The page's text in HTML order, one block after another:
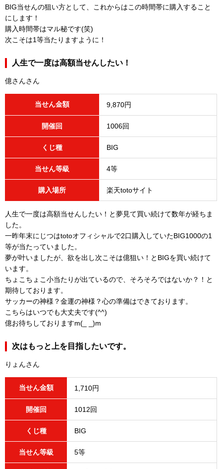
BIG当せんの狙い方として、これからはこの時間帯に購入すること
にします！
購入時間帯はマル秘です(笑)
次こそは1等当たりますように！
人生で一度は高額当せんしたい！
億さんさん
当せん金額 9,870円
開催回 1006回
くじ種 BIG
当せん等級 4等
購入場所 楽天totoサイト
人生で一度は高額当せんしたい！と夢見て買い続けて数年が経ちま
した。
一昨年末にじつはtotoオフィシャルで2口購入していたBIG1000の1
等が当たっていました。
夢が叶いましたが、欲を出し次こそは億狙い！とBIGを買い続けて
います。
ちょこちょこ小当たりが出ているので、そろそろではないか？！と
期待しております。
サッカーの神様？金運の神様？心の準備はできております。
こちらはいつでも大丈夫です(^^)
億お待ちしておりますm(_ _)m
次はもっと上を目指したいです。
りょんさん
当せん金額 1,710円
開催回 1012回
くじ種 BIG
当せん等級 5等